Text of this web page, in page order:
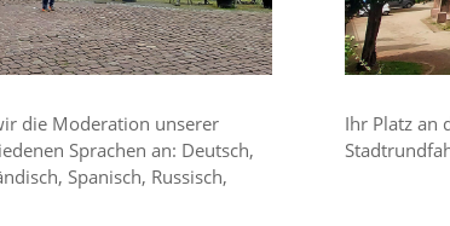
die Moderation unserer
Sprachen an: Deutsch,
Spanisch, Russisch,
Ihr Platz an